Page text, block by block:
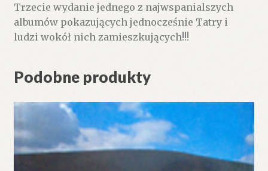
Trzecie wydanie jednego z najwspanialszych
albumów pokazujących jednocześnie Tatry i
ludzi wokół nich zamieszkujących!!!
Podobne produkty